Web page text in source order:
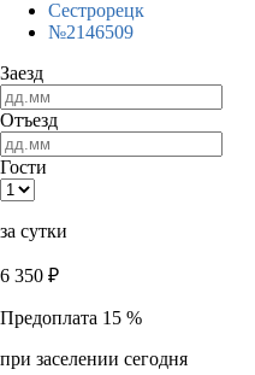
Сестрорецк
№2146509
Заезд
Отъезд
Гости
за сутки
6 350 ₽
Предоплата 15 %
при заселении сегодня